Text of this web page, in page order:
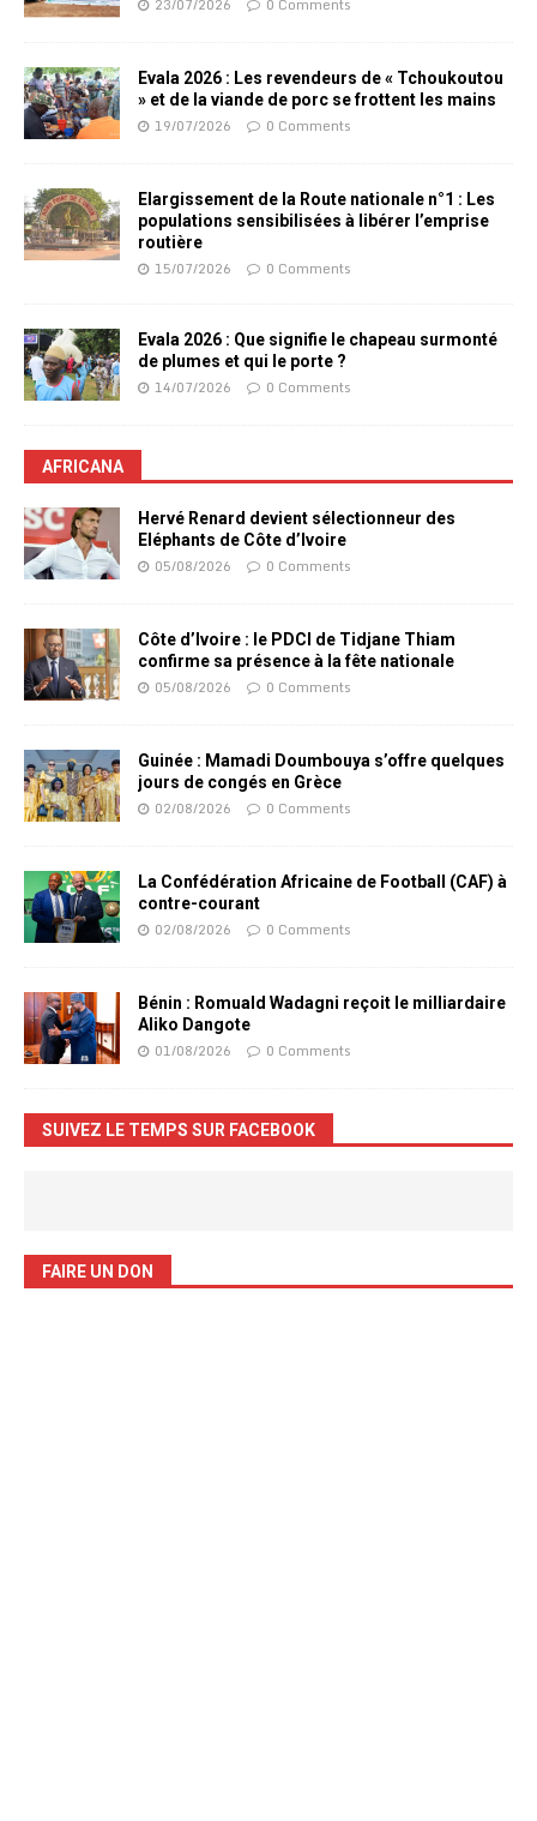
Evala 2026 : Les revendeurs de « Tchoukoutou
» et de la viande de porc se frottent les mains
19/07/2026 0 Comments
Elargissement de la Route nationale n°1 : Les
populations sensibilisées à libérer l’emprise
routière
15/07/2026 0 Comments
Evala 2026 : Que signifie le chapeau surmonté
de plumes et qui le porte ?
14/07/2026 0 Comments
AFRICANA
Hervé Renard devient sélectionneur des
Eléphants de Côte d’Ivoire
05/08/2026 0 Comments
Côte d’Ivoire : le PDCI de Tidjane Thiam
confirme sa présence à la fête nationale
05/08/2026 0 Comments
Guinée : Mamadi Doumbouya s’offre quelques
jours de congés en Grèce
02/08/2026 0 Comments
La Confédération Africaine de Football (CAF) à
contre-courant
02/08/2026 0 Comments
Bénin : Romuald Wadagni reçoit le milliardaire
Aliko Dangote
01/08/2026 0 Comments
SUIVEZ LE TEMPS SUR FACEBOOK
FAIRE UN DON